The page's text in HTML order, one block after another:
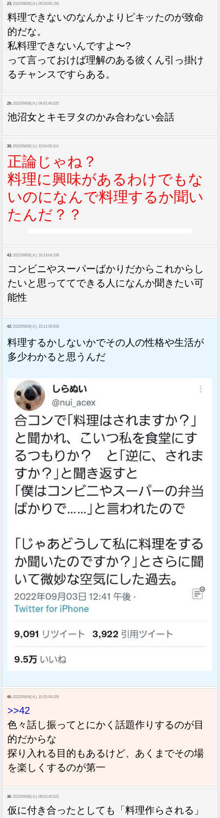
23: 2022/09/06(火) 09:33:00.155
料理できないのなんかよりピキッたのが致命
的だな。
私料理できないんですよ〜?
って言っておけば理解のある彼くん引っ掛け
るチャンスですらある。
29: 2022/09/06(火) 09:41:46.025
池沼女とキモヲタのかみ合わない会話
39: 2022/09/06(火) 10:04:05.611
正論じゃね？
料理に興味があるわけでもな
いのになんで料理するか聞い
たんだ？？
43: 2022/09/06(火) 10:13:04.199
コンビニやスーパーばかりだからこれからし
たいと思っててできる人になんか聞きたい可
能性
42: 2022/09/06(火) 10:11:59.833
料理するかしないかでその人の性格や生活が
多少わかると思うんだ
46: 2022/09/06(火) 10:25:08.026
>>42
色々話し振ってとにかく話題作りするのが目
的だからな
探り入れる目的もあるけど、あくまでその場
を楽しくするのが第一
36: 2022/09/06(火) 09:53:40.521
仮に付き合ったとしても「料理作らされる」